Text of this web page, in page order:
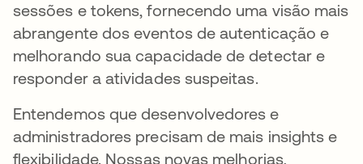
sessões e tokens, fornecendo uma visão mais
abrangente dos eventos de autenticação e
melhorando sua capacidade de detectar e
responder a atividades suspeitas.
Entendemos que desenvolvedores e
administradores precisam de mais insights e
flexibilidade. Nossas novas melhorias,